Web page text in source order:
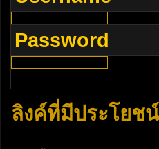
Password
ลิงค์ที่มีประโยชน์